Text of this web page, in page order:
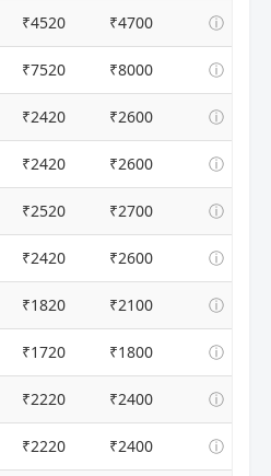
₹4520 ₹4700 ⓘ
₹7520 ₹8000 ⓘ
₹2420 ₹2600 ⓘ
₹2420 ₹2600 ⓘ
₹2520 ₹2700 ⓘ
₹2420 ₹2600 ⓘ
₹1820 ₹2100 ⓘ
₹1720 ₹1800 ⓘ
₹2220 ₹2400 ⓘ
₹2220 ₹2400 ⓘ